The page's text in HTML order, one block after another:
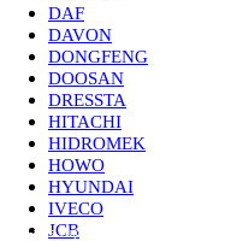
Заказать звонок
ДИАГНОСТИКА И
РЕМОНТ ФОРСУНОК
DAF
DAVON
DONGFENG
DOOSAN
DRESSTA
HITACHI
HIDROMEK
HOWO
HYUNDAI
IVECO
JCB